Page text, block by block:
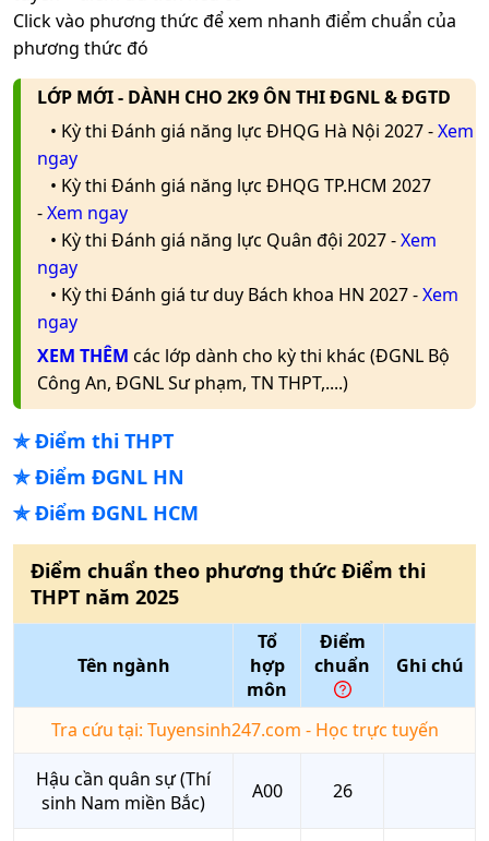
Click vào phương thức để xem nhanh điểm chuẩn của
phương thức đó
LỚP MỚI - DÀNH CHO 2K9 ÔN THI ĐGNL & ĐGTD
• Kỳ thi Đánh giá năng lực ĐHQG Hà Nội 2027 -Xem
ngay
• Kỳ thi Đánh giá năng lực ĐHQG TP.HCM 2027
-Xem ngay
• Kỳ thi Đánh giá năng lực Quân đội 2027 -Xem
ngay
• Kỳ thi Đánh giá tư duy Bách khoa HN 2027 -Xem
ngay
XEM THÊM các lớp dành cho kỳ thi khác (ĐGNL Bộ
Công An, ĐGNL Sư phạm, TN THPT,....)
✯Điểm thi THPT
✯Điểm ĐGNL HN
✯Điểm ĐGNL HCM
Điểm chuẩn theo phương thức Điểm thi
THPT năm 2025
Tên ngành
Tổ
hợp
môn
Điểm
chuẩn
Ghi chú
Tra cứu tại: Tuyensinh247.com - Học trực tuyến
Hậu cần quân sự (Thí
sinh Nam miền Bắc)
A00 26